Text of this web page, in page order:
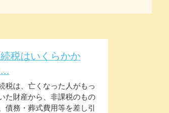
税はいくらかか
税は、亡くなった人がもっ
た財産から、非課税のもの
債務・葬式費用等を差し引